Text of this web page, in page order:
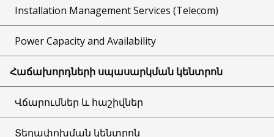
Installation Management Services (Telecom)
Power Capacity and Availability
Հաճախորդների սպասարկման կենտրոն
Վճարումներ և հաշիվներ
Տեղափոխման կենտրոն